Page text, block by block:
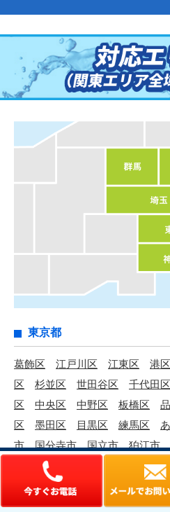
東京都
葛飾区 江戸川区 江東区 港区
区
杉並区 世田谷区 千代田区
区
中央区 中野区 板橋区
区
墨田区 目黒区 練馬区
市
国分寺市 国立市 狛江市
昭島市 西多摩郡
町田市 東久留米市
野市
八王子市 府中市 武蔵